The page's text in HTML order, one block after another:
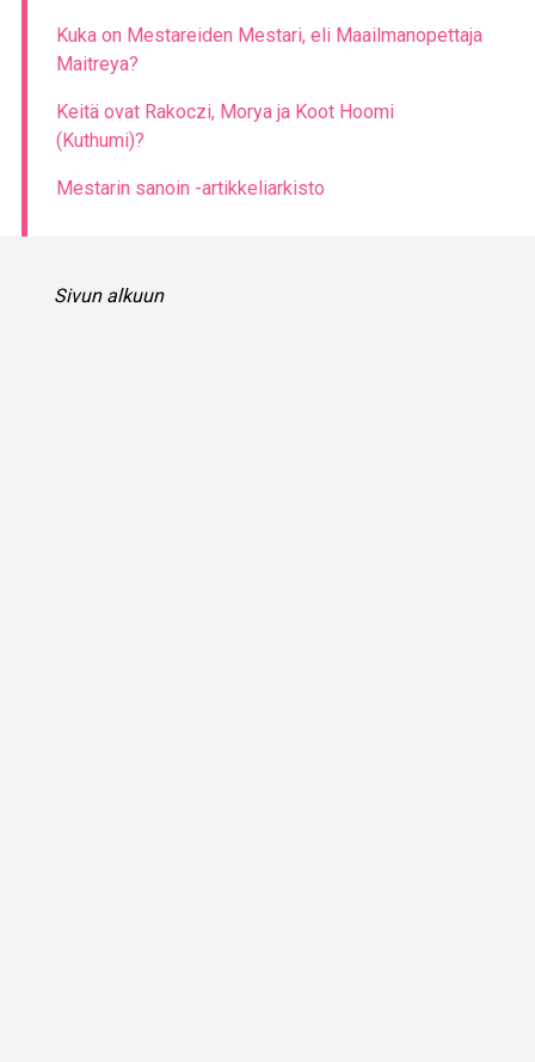
Kuka on Mestareiden Mestari, eli Maailmanopettaja
Maitreya?
Keitä ovat Rakoczi, Morya ja Koot Hoomi
(Kuthumi)?
Mestarin sanoin -artikkeliarkisto
Sivun alkuun